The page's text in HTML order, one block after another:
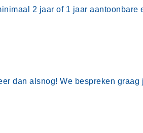
2 jaar of 1 jaar aantoonbare
dan alsnog! We bespreken